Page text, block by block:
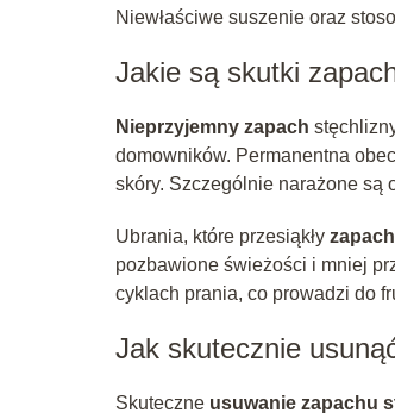
Niewłaściwe suszenie oraz
Jakie są skutki
Nieprzyjemny zapach
domowników. Permanentna
skóry. Szczególnie narażone są
Ubrania, które przesiąkły
pozbawione świeżości i mniej
cyklach prania, co prowadzi do
Jak skutecznie
Skuteczne usuwanie zapachu